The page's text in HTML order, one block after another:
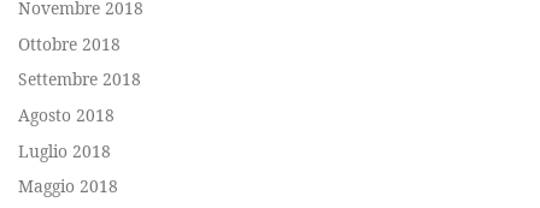
Novembre 2018
Ottobre 2018
Settembre 2018
Agosto 2018
Luglio 2018
Maggio 2018